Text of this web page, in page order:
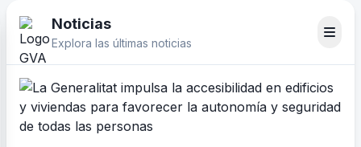
Noticias
Explora las últimas noticias